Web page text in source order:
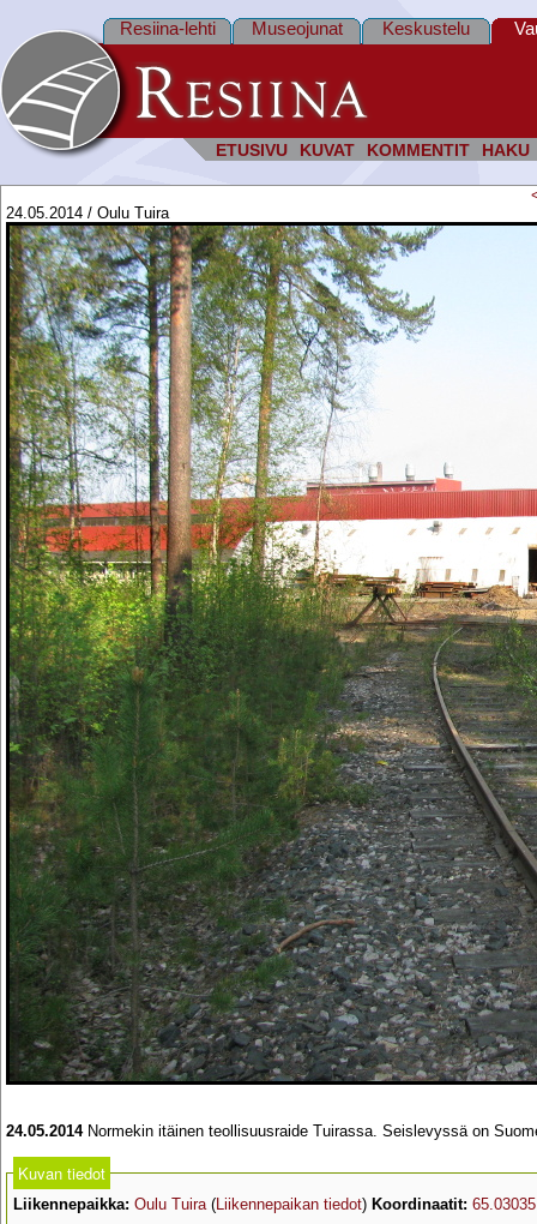
ETUSIVU KUVAT KOMMENTIT HAKU
Resiina-lehti Museojunat Keskustelu
24.05.2014 / Oulu Tuira
24.05.2014Normekin itäinen teollisuusraide Tuirassa. Seislevyssä on
Kuvan tiedot
Liikennepaikka: Oulu Tuira(Liikennepaikan tiedot) Koordinaatit: